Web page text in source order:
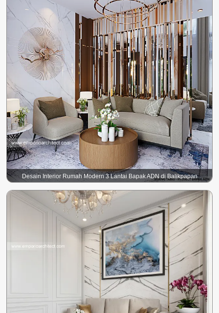
Desain Interior Rumah Modern 3 Lantai Bapak ADN di Balikpapan